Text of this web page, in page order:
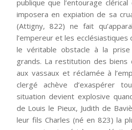
publique que l’entourage
imposera en expiation de sa
(Attigny, 822) ne fait
l’empereur et les ecclésiastiques
le véritable obstacle à la
grands. La restitution des biens
aux vassaux et réclamée à
clergé achève d’exaspérer
situation devient explosive
de Louis le Pieux, Judith de
leur fils Charles (né en 823) la